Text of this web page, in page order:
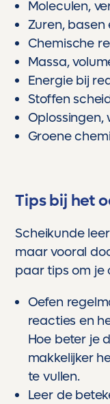
Moleculen,
Zuren, basen
Chemische
Massa,
Energie bij
Stoffen
Oplossingen,
Groene
Tips bij het
Scheikunde
maar vooral
paar tips om je
Oefen
reacties en
Hoe beter je
makkelijker
te vullen.
Leer de